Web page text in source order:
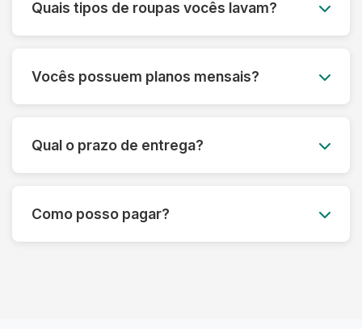
a lavagem, entregamos tudo limpo e passado
para você.
Quais tipos de roupas vocês lavam?
festa, ternos e roupas de couro. Também
lavamos edredons, tapetes, tênis e muito mais.
Vocês possuem planos mensais?
necessidades, com um ótimo custo-benefício.
Entre em contato para saber mais.
Qual o prazo de entrega?
Oferecemos também opções de lavagem
express.
Como posso pagar?